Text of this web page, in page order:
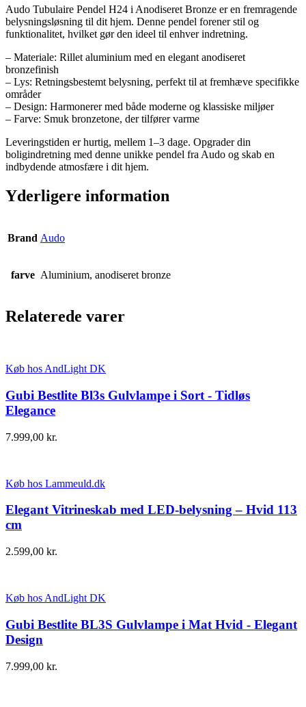
Audo Tubulaire Pendel H24 i Anodiseret Bronze er en fremragende
belysningsløsning til dit hjem. Denne pendel forener stil og
funktionalitet, hvilket gør den ideel til enhver indretning.
– Materiale: Rillet aluminium med en elegant anodiseret
bronzefinish
– Lys: Retningsbestemt belysning, perfekt til at fremhæve specifikke
områder
– Design: Harmonerer med både moderne og klassiske miljøer
– Farve: Smuk bronzetone, der tilfører varme
Leveringstiden er hurtig, mellem 1–3 dage. Opgrader din
boligindretning med denne unikke pendel fra Audo og skab en
indbydende atmosfære i dit hjem.
Yderligere information
Brand Audo
farve Aluminium, anodiseret bronze
Relaterede varer
Køb hos AndLight DK
Gubi Bestlite Bl3s Gulvlampe i Sort - Tidløs
Elegance
7.999,00 kr.
Køb hos Lammeuld.dk
Elegant Vitrineskab med LED-belysning – Hvid 113
cm
2.599,00 kr.
Køb hos AndLight DK
Gubi Bestlite BL3S Gulvlampe i Mat Hvid - Elegant
Design
7.999,00 kr.